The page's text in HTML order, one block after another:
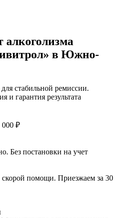
алкоголизма
в Южно-
стабильной ремиссии.
и гарантия результата
000 ₽
Без постановки на учет
скорой помощи. Приезжаем за 30